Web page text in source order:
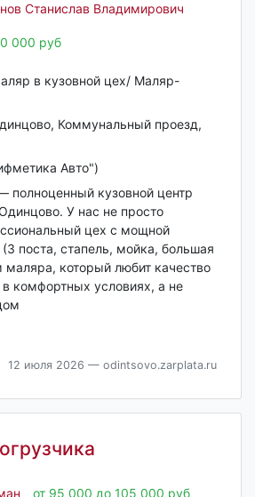
Станислав Владимирович
000 руб
в кузовной цех/ Маляр-
Коммунальный проезд,
Авто")
кузовной центр
У нас не просто
цех с мощной
поста, стапель, мойка, большая
который любит качество
в комфортных условиях, а не
12 июля 2026 — odintsovo.zarplata.ru
от 95 000 до 105 000 руб